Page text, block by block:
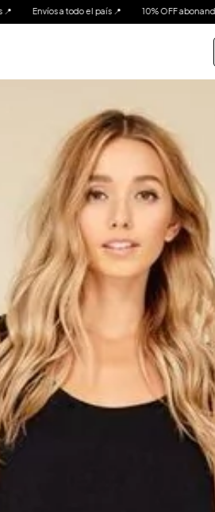
10% OFF abonando con transferencia bancaria 📍